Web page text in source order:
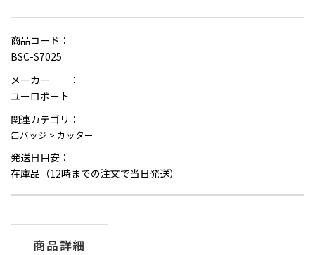
商品コード：
BSC-S7025
メーカー ：
ユーロポート
関連カテゴリ：
缶バッジ > カッター
発送日目安：
在庫品（12時までの注文で当日発送）
商品詳細